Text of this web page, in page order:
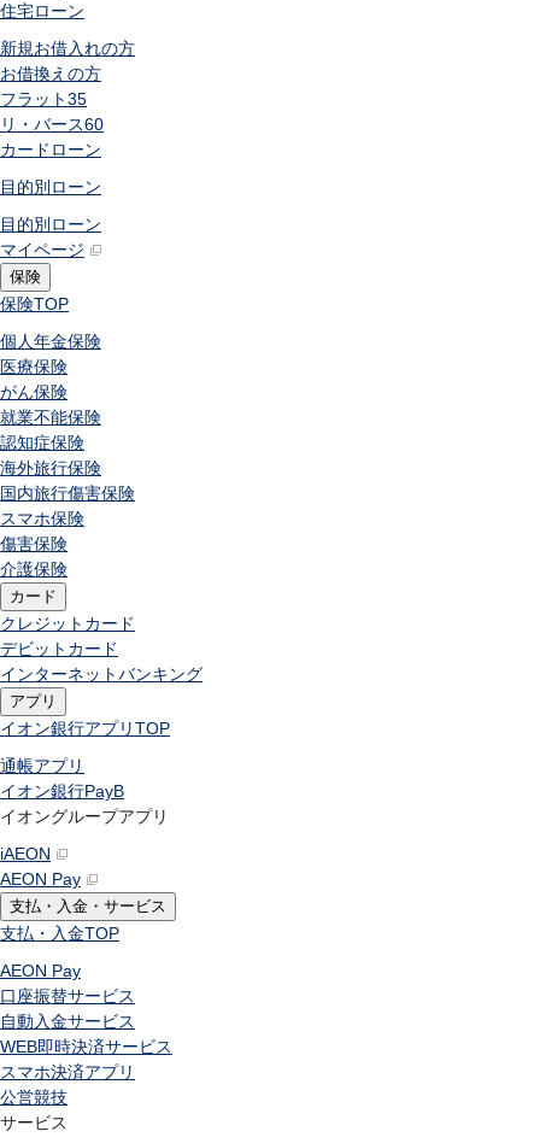
住宅ローン
新規お借入れの方
お借換えの方
フラット35
リ・バース60
カードローン
目的別ローン
目的別ローン
マイページ
保険
保険TOP
個人年金保険
医療保険
がん保険
就業不能保険
認知症保険
海外旅行保険
国内旅行傷害保険
スマホ保険
傷害保険
介護保険
カード
クレジットカード
デビットカード
インターネットバンキング
アプリ
イオン銀行アプリTOP
通帳アプリ
イオン銀行PayB
イオングループアプリ
iAEON
AEON Pay
支払・入金・サービス
支払・入金TOP
AEON Pay
口座振替サービス
自動入金サービス
WEB即時決済サービス
スマホ決済アプリ
公営競技
サービス